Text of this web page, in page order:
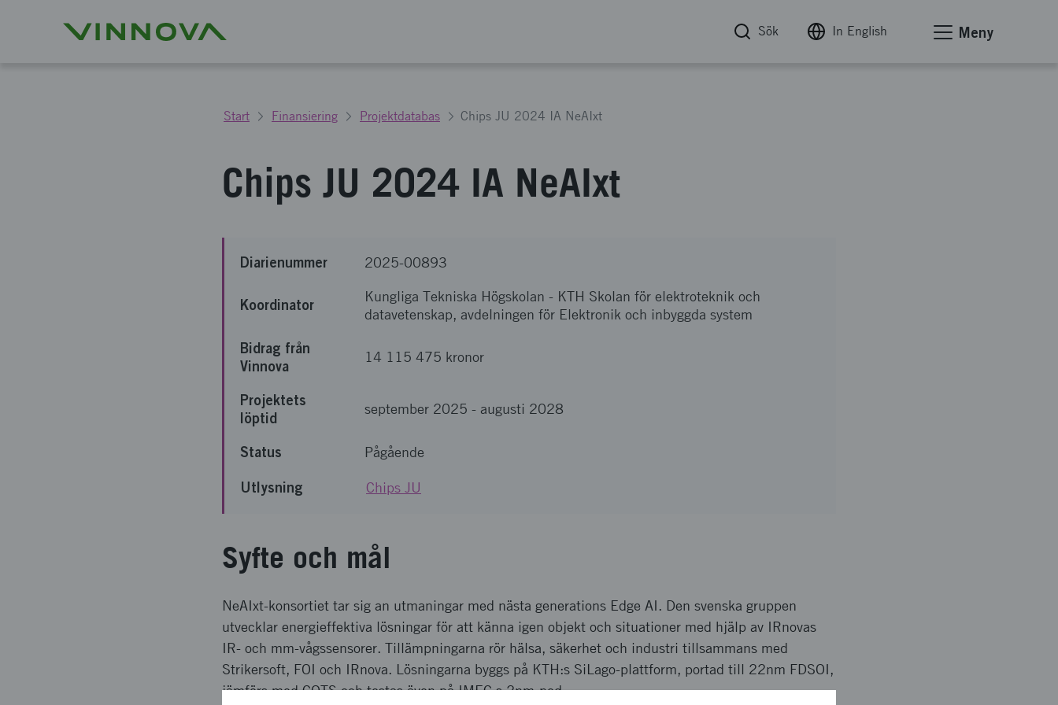
Sök In English Meny
Start Finansiering Projektdatabas Chips JU 2024 IA NeAIxt
Chips JU 2024 IA NeAIxt
Diarienummer 2025-00893
Koordinator Kungliga Tekniska Högskolan - KTH Skolan för elektroteknik och
datavetenskap, avdelningen för Elektronik och inbyggda system
Bidrag från
Vinnova
14 115 475 kronor
Projektets
löptid
september 2025 - augusti 2028
Status Pågående
Utlysning Chips JU
Syfte och mål
NeAIxt-konsortiet tar sig an utmaningar med nästa generations Edge AI. Den svenska gruppen
utvecklar energieffektiva lösningar för att känna igen objekt och situationer med hjälp av IRnovas
IR- och mm-vågssensorer. Tillämpningarna rör hälsa, säkerhet och industri tillsammans med
Strikersoft, FOI och IRnova. Lösningarna byggs på KTH:s SiLago-plattform, portad till 22nm FDSOI,
jämförs med COTS och testas även på IMEC:s 2nm-nod.